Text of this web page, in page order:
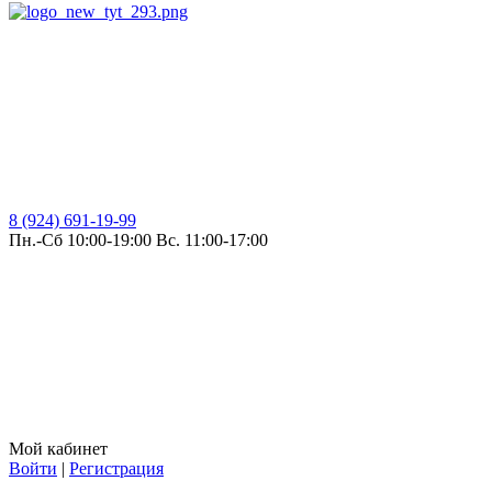
8 (924) 691-19-99
Пн.-Сб 10:00-19:00 Вс. 11:00-17:00
Мой кабинет
Войти | Регистрация